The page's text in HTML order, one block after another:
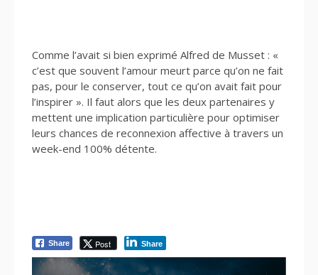
Comme l’avait si bien exprimé Alfred de Musset : «
c’est que souvent l’amour meurt parce qu’on ne fait
pas, pour le conserver, tout ce qu’on avait fait pour
l’inspirer ». Il faut alors que les deux partenaires y
mettent une implication particulière pour optimiser
leurs chances de reconnexion affective à travers un
week-end 100% détente.
Share Post Share